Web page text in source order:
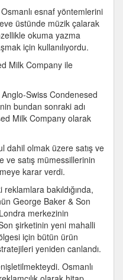
esnaf yöntemlerini
üstünde müzik çalarak
okuma yazma
için kullanılıyordu.
Milk Company ile
Anglo-Swiss Condenesed
bundan sonraki adı
Milk Company olarak
dahil olmak üzere satış ve
ve satış mümessillerinin
karar verdi.
bakıldığında,
George Baker & Son
merkezinin
şirketinin yeni mahalli
için bütün ürün
yeniden canlandı.
Osmanlı